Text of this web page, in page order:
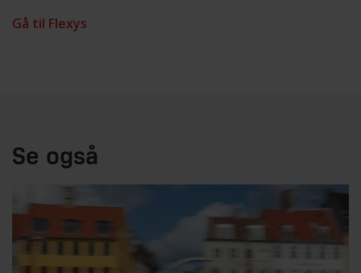
Gå til Flexys
Se også